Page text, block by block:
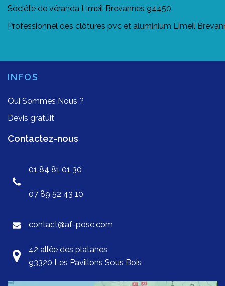
Société de véranda Limeil Brevannes 94450
Professionnel des clôtures pvc et aluminium Limeil
INFOS
Qui Sommes Nous ?
Devis gratuit
Contactez-nous
01 84 81 01 30
07 89 52 43 10
contact@af-pose.com
42 allée des platanes
93320 Les Pavillons Sous Bois